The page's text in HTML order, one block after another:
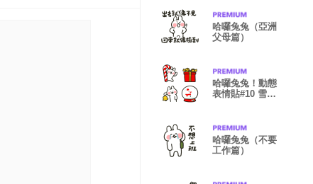
哈囉兔兔（亞洲
父母篇）
哈囉兔兔！動態
表情貼#10 雪花
哈囉兔兔（不要
工作篇）